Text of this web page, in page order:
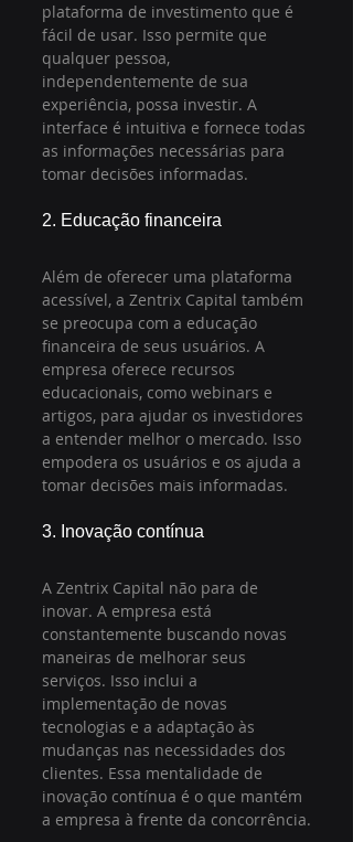
plataforma de investimento que é
fácil de usar. Isso permite que
qualquer pessoa,
independentemente de sua
experiência, possa investir. A
interface é intuitiva e fornece todas
as informações necessárias para
tomar decisões informadas.
2. Educação financeira
Além de oferecer uma plataforma
acessível, a Zentrix Capital também
se preocupa com a educação
financeira de seus usuários. A
empresa oferece recursos
educacionais, como webinars e
artigos, para ajudar os investidores
a entender melhor o mercado. Isso
empodera os usuários e os ajuda a
tomar decisões mais informadas.
3. Inovação contínua
A Zentrix Capital não para de
inovar. A empresa está
constantemente buscando novas
maneiras de melhorar seus
serviços. Isso inclui a
implementação de novas
tecnologias e a adaptação às
mudanças nas necessidades dos
clientes. Essa mentalidade de
inovação contínua é o que mantém
a empresa à frente da concorrência.